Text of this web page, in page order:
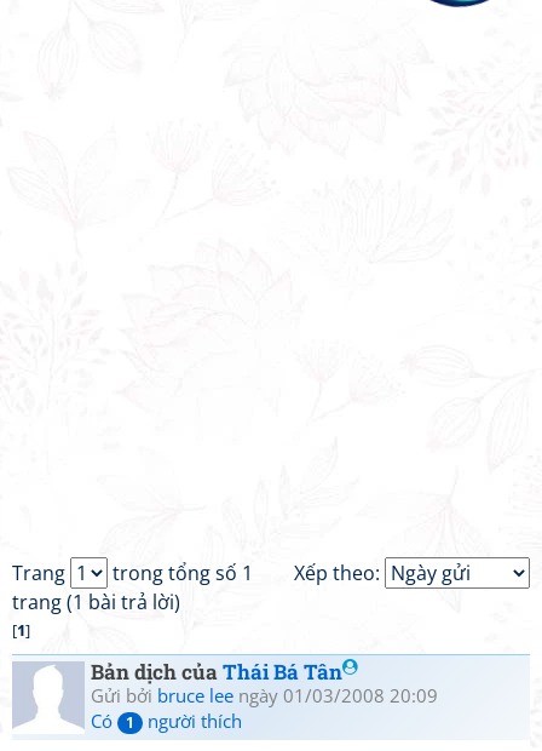
Xếp theo:
Trang
trong tổng số 1
trang (1 bài trả lời)
[1]
Bản dịch củaThái Bá Tân
Gửi bởi bruce lee ngày 01/03/2008 20:09
Có
1 người thích